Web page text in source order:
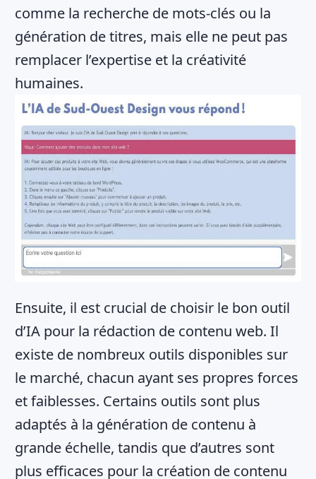
comme la recherche de mots-clés ou la
génération de titres, mais elle ne peut pas
remplacer l’expertise et la créativité
humaines.
Ensuite, il est crucial de choisir le bon outil
d’IA pour la rédaction de contenu web. Il
existe de nombreux outils disponibles sur
le marché, chacun ayant ses propres forces
et faiblesses. Certains outils sont plus
adaptés à la génération de contenu à
grande échelle, tandis que d’autres sont
plus efficaces pour la création de contenu